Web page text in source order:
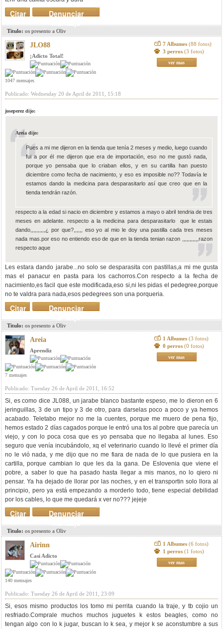
Denunciar
mensaje
Citar
Titulo: os presento a Oliv
JLO88
¡Adicto Total!
1047 mensajes
7 Albumes (88 fotos)
3 perros (3 fotos)
ver mas
Publicado: Wednesday 20 de April de 2011, 15:18
joseperez dijo:
Areia dijo:
Pues a mi me dijeron en la tienda que tenía 2 meses y medio, luego cuando
fui a por él me dijeron que era de importación, eso no me gustó nada,
porque yo pensaba que lo criaban ellos, y en su cartilla han puesto
diciembre como fecha de nacimiento, y eso es imposible no?? Todavía le
estamos dando la medicina para desparasitarlo así que creo que en la
tienda tendrán razón.
respecto a la edad si nacio en diciembre y estamos a mayo o abril tendria de tres
meses en adelante. respecto a la medicina para desparasitarlo que le estais
dando,,,,,,,,,,¿ por que?,,,,,, eso yo al mio le doy una pastilla cada tres meses
nada mas.por eso no entiendo eso de que en la tienda tenian razon ,,,,,,,,,,,razon
respecto aque
Les estara dando jarabe...no solo se desparasita con pastillas,a mi me gusta
mas el panacur en pasta para los cachorros.Con respecto a la fecha de
nacimiento,es facil que este modificada,eso si,ni les pidas el pedegree,porque
no te valdra para nada,esos pedegrees son una porqueria.
Denunciar
mensaje
Citar
Titulo: os presento a Oliv
Areia
Aprendiz
7 mensajes
1 Albumes (3 fotos)
0 perros (0 fotos)
ver mas
Publicado: Tuesday 26 de April de 2011, 16:52
Si, es como dice JL088, un jarabe blanco bastante espeso, me lo dieron en 6
jeringuillas, 3 de un tipo y 3 de otro, para darselas poco a poco y ya hemos
acabado. Teletabo mejor no me la cuentes, porque me muero de pena fijo,
hemos estado 2 días cagados porque le entró una tos al pobre que parecía un
viejo, y con lo poca cosa que es yo pensaba que no llegaba al lunes. Eso
seguro que venía incubándolo, xq el veterinario cuando lo llevé el primer día
no le vió nada, y me dijo que no me fiara de nada de lo que pusiera en la
cartilla, porque cambian lo que les da la gana. De Eslovenia que viene el
pobre, a saber lo que ha pasado hasta llegar a mis manos, no lo qiero ni
pensar. Ya ha dejado de llorar por las noches, y en el transportin solo llora al
principio, pero ya está empezando a morderlo todo, tiene especial debilidad
por los cables, lo que me quedará x ver no??? jejeje
Denunciar
mensaje
Citar
Titulo: os presento a Oliv
Airinn
Casi Adicto
140 mensajes
1 Albumes (6 fotos)
1 perros (1 fotos)
ver mas
Publicado: Tuesday 26 de April de 2011, 23:09
Si, esos mismo productos los tomo mi perrita cuando la traje, y tb cojio un
resfriado.Comprale muchos muchos juguetes k estos beagles, como no
tengan algo con lo k jugar, buscan lo k sea, y mejor k se aconstumbre a sus